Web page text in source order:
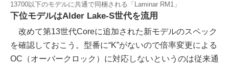
13700以下のモデルに共通で同梱される「Laminar RM1」
下位モデルはAlder Lake-S世代を流用
改めて第13世代Coreに追加された新モデルのスペック
を確認しておこう。型番に“K”がないので倍率変更による
OC（オーバークロック）に対応しないというのは従来通